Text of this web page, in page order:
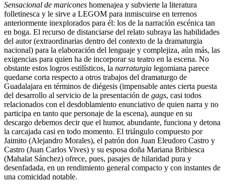
Sensacional de maricones homenajea y subvierte la literatura
folletinesca y le sirve a LEGOM para inmiscuirse en terrenos
anteriormente inexplorados para él: los de la narración escénica tan
en boga. El recurso de distanciarse del relato subraya las habilidades
del autor (extraordinarias dentro del contexto de la dramaturgia
nacional) para la elaboración del lenguaje y complejiza, aún más, las
exigencias para quien ha de incorporar su teatro en la escena. No
obstante estos logros estilísticos, la narraturgia legomiana parece
quedarse corta respecto a otros trabajos del dramaturgo de
Guadalajara en términos de diégesis (impensable antes cierta puesta
del desarrollo al servicio de la presentación de gags, casi todos
relacionados con el desdoblamiento enunciativo de quien narra y no
participa en tanto que personaje de la escena), aunque en su
descargo debemos decir que el humor, abundante, funciona y detona
la carcajada casi en todo momento. El triángulo compuesto por
Jaimito (Alejandro Morales), el patrón don Juan Eleudoro Castro y
Castro (Juan Carlos Vives) y su esposa doña Mariana Bribiesca
(Mahalat Sánchez) ofrece, pues, pasajes de hilaridad pura y
desenfadada, en un rendimiento general compacto y con instantes de
una comicidad notable.